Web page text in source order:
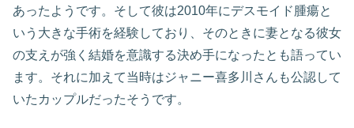
あったようです。そして彼は2010年にデスモイド腫瘍と
いう大きな手術を経験しており、そのときに妻となる彼女
の支えが強く結婚を意識する決め手になったとも語ってい
ます。それに加えて当時はジャニー喜多川さんも公認して
いたカップルだったそうです。